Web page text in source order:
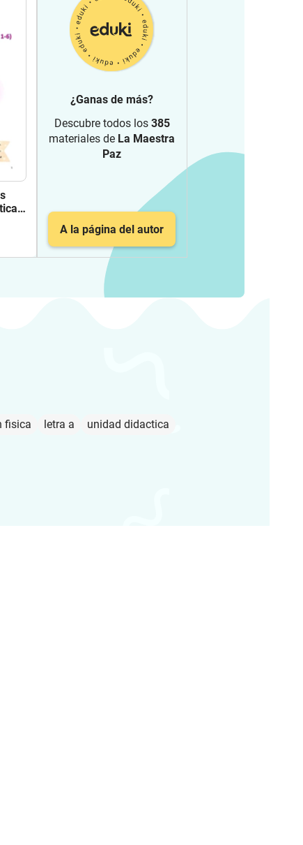
¿Ganas de más?
Descubre todos los 385
materiales de La Maestra
Paz
A la página del autor
fisica letra a
unidad didactica